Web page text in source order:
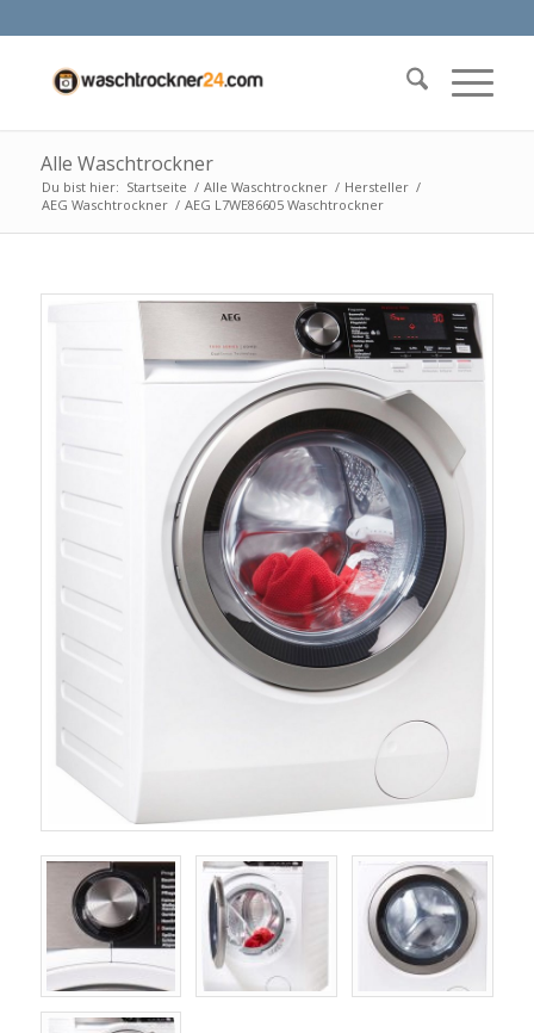
Alle Waschtrockner
Du bist hier: Startseite / Alle Waschtrockner / Hersteller /
AEG Waschtrockner / AEG L7WE86605 Waschtrockner